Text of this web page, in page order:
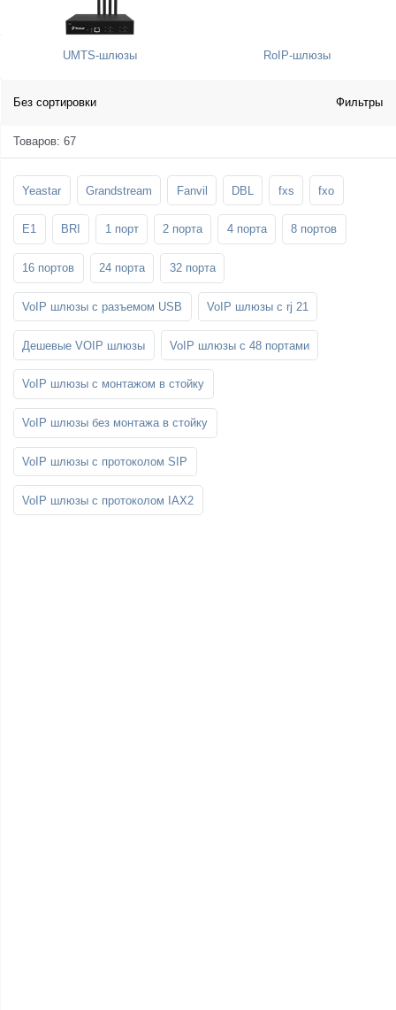
UMTS-шлюзы RoIP-шлюзы
Без сортировки Фильтры
Товаров: 67
Yeastar Grandstream Fanvil DBL fxs fxo
E1 BRI 1 порт 2 порта 4 порта 8 портов
16 портов 24 порта 32 порта
VoIP шлюзы с разъемом USB VoIP шлюзы с rj 21
Дешевые VOIP шлюзы VoIP шлюзы с 48 портами
VoIP шлюзы с монтажом в стойку
VoIP шлюзы без монтажа в стойку
VoIP шлюзы с протоколом SIP
VoIP шлюзы с протоколом IAX2
Стойки и крепления для панелей и
телевизоров
Шахтные телефоны
SFP-модули
3G/4G LTE и ADSL модемы
Мобильные телефоны